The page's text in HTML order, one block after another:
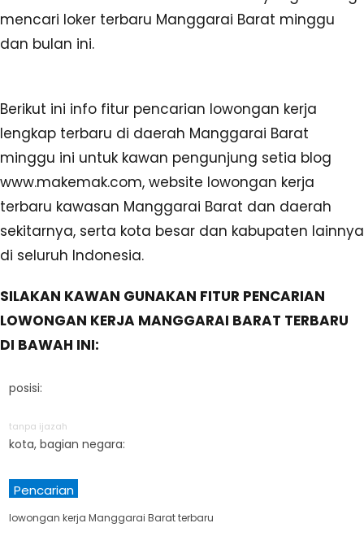
mencari loker terbaru Manggarai Barat minggu
dan bulan ini.
Berikut ini info fitur pencarian lowongan kerja
lengkap terbaru di daerah Manggarai Barat
minggu ini untuk kawan pengunjung setia blog
www.makemak.com, website lowongan kerja
terbaru kawasan Manggarai Barat dan daerah
sekitarnya, serta kota besar dan kabupaten lainnya
di seluruh Indonesia.
SILAKAN KAWAN GUNAKAN FITUR PENCARIAN
LOWONGAN KERJA MANGGARAI BARAT TERBARU
DI BAWAH INI:
posisi:
tanpa ijazah
kota, bagian negara:
Pencarian
lowongan kerja Manggarai Barat terbaru